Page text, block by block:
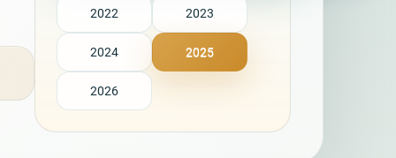
2022 2023
2024 2025
2026